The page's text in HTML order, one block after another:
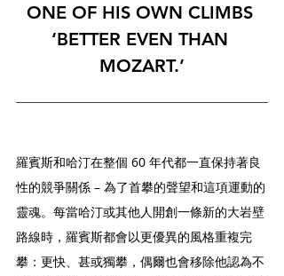
ONE OF HIS OWN CLIMBS
‘BETTER EVEN THAN
MOZART.’
羅賓斯和哈汀在整個 60 年代都一直保持著良
性的競爭關係 – 為了首攀的聲望和這項運動的
靈魂。每當哈汀或其他人開創一條新的大岩壁
路線時，羅賓斯都會以更優異的風格重複完
攀：更快、甚或獨攀，偶爾也會移除他認為不